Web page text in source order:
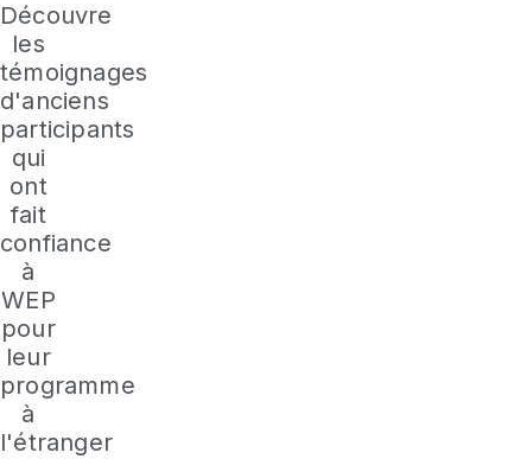
Découvre
les
témoignages
d'anciens
participants
qui
ont
fait
confiance
à
WEP
pour
leur
programme
à
l'étranger